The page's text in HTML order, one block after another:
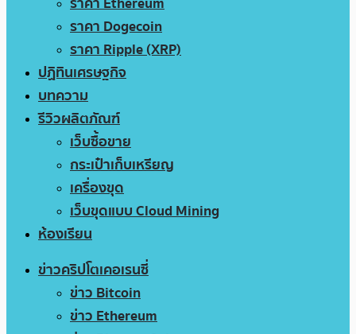
ราคา Dogecoin
ราคา Ripple (XRP)
ปฏิทินเศรษฐกิจ
บทความ
รีวิวผลิตภัณฑ์
เว็บซื้อขาย
กระเป๋าเก็บเหรียญ
เครื่องขุด
เว็บขุดแบบ Cloud Mining
ห้องเรียน
ข่าวคริปโตเคอเรนซี่
ข่าว Bitcoin
ข่าว Ethereum